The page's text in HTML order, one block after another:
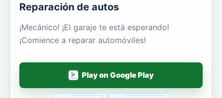
Reparación de autos
¡Mecánico! ¡El garaje te está esperando!
¡Comience a reparar automóviles!
Play on Google Play